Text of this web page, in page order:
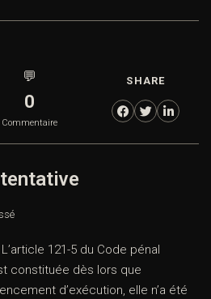
💬
0
Commentaire
SHARE
121-5 du Code pénal
constituée dès lors que
d’exécution, elle n’a été